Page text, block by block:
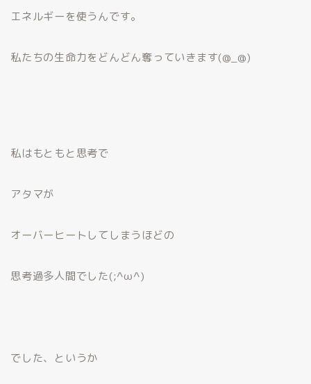
エネルギーを使うんです。
私たちの生命力をどんどん奪っていきます(@_@)
私はもともと思考で
アタマが
オーバーヒートしてしまうほどの
思考過多人間でした(;^ω^)
でした、というか